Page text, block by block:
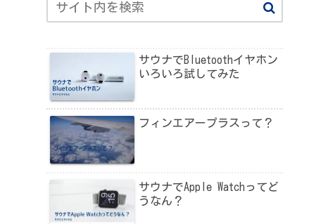
サウナでBluetoothイヤホン
いろいろ試してみた
フィンエアープラスって？
サウナでApple Watchってど
うなん？